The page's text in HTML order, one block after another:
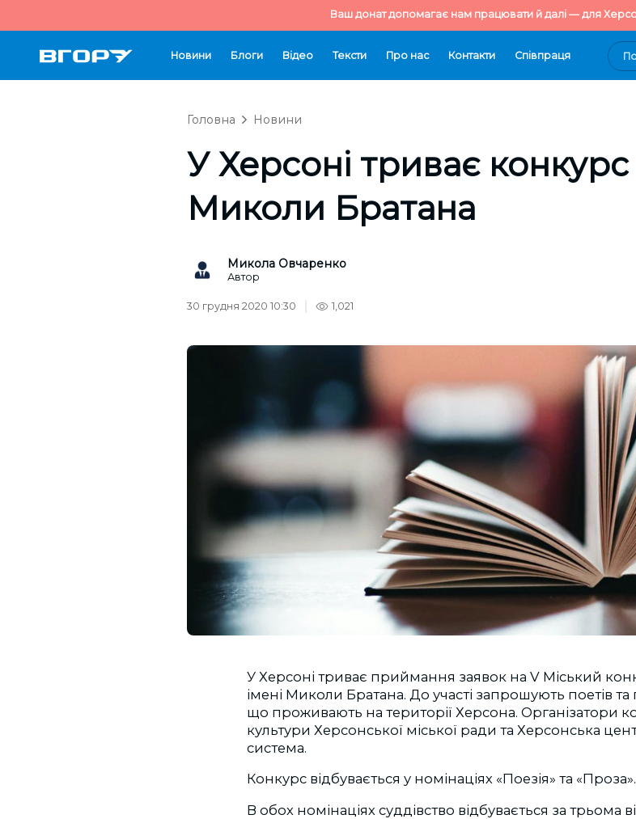
Ваш донат допомагає нам працювати й далі — для
Новини Блоги Відео Тексти Про нас Контакти Cпівпраця
Головна Новини
У Херсоні триває конкурс
Миколи Братана
Микола Овчаренко
Автор
30 грудня 2020 10:30 1,021
У Херсоні триває приймання заявок на V Міський
імені Миколи Братана. До участі запрошують поетів та
що проживають на території Херсона. Організатори
культури Херсонської міської ради та Херсонська
система.
Конкурс відбувається у номінаціях «Поезія» та «Проза».
В обох номінаціях суддівство відбувається за трьома